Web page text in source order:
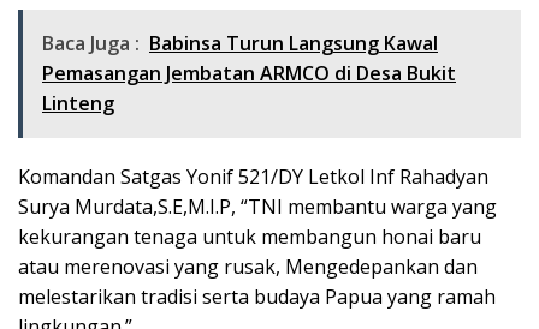
Baca Juga : Babinsa Turun Langsung Kawal
Pemasangan Jembatan ARMCO di Desa Bukit
Linteng
Komandan Satgas Yonif 521/DY Letkol Inf Rahadyan
Surya Murdata,S.E,M.I.P, “TNI membantu warga yang
kekurangan tenaga untuk membangun honai baru
atau merenovasi yang rusak, Mengedepankan dan
melestarikan tradisi serta budaya Papua yang ramah